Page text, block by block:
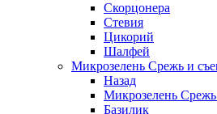
Скорцонера
Стевия
Цикорий
Шалфей
Микрозелень Срежь и
Назад
Микрозелень
Базилик